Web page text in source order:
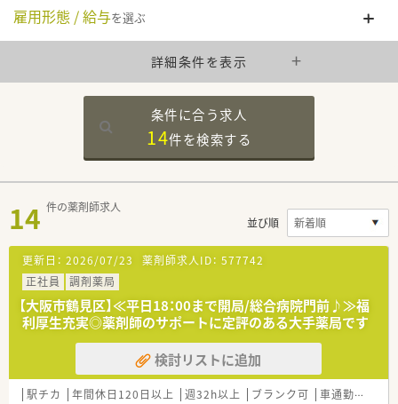
雇用形態 / 給与を選ぶ
詳細条件を表示
条件に合う求人
14件を検索する
14 件の薬剤師求人
並び順
更新日： 2026/07/23 薬剤師求人ID： 577742
正社員
調剤薬局
【大阪市鶴見区】≪平日18：00まで開局/総合病院門前♪≫福
利厚生充実◎薬剤師のサポートに定評のある大手薬局です
検討リストに追加
駅チカ 年間休日120日以上 週32h以上 ブランク可 車通勤可